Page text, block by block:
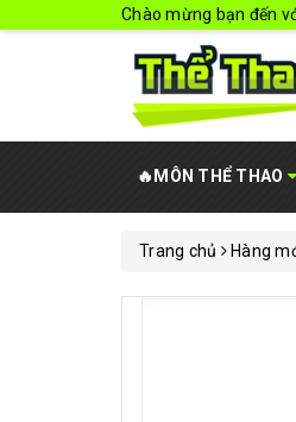
Chào mừng bạn đến
🔥MÔN THỂ THAO
Trang chủ Hàng